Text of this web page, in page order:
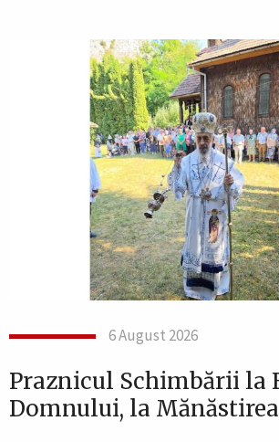
6 August 2026
Praznicul Schimbării la
Domnului, la Mănăstirea